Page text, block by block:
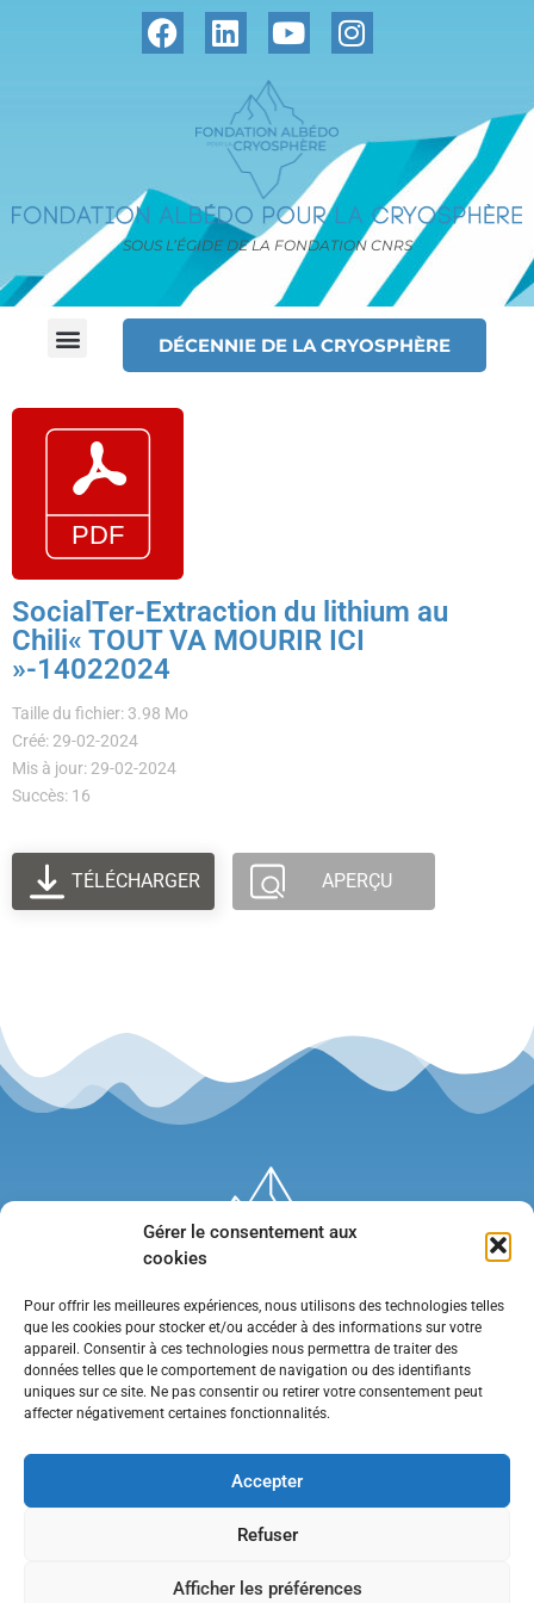
Gérer le consentement aux
cookies
Pour offrir les meilleures expériences, nous utilisons des technologies telles
que les cookies pour stocker et/ou accéder à des informations sur votre
appareil. Consentir à ces technologies nous permettra de traiter des
données telles que le comportement de navigation ou des identifiants
uniques sur ce site. Ne pas consentir ou retirer votre consentement peut
affecter négativement certaines fonctionnalités.
Accepter
Refuser
Afficher les préférences
SOUS L’ÉGIDE DE LA FONDATION CNRS
DÉCENNIE DE LA CRYOSPHÈRE
SocialTer-Extraction du lithium au
Chili« TOUT VA MOURIR ICI
»-14022024
Taille du fichier: 3.98 Mo
Créé: 29-02-2024
Mis à jour: 29-02-2024
Succès: 16
TÉLÉCHARGER APERÇU
•Contact